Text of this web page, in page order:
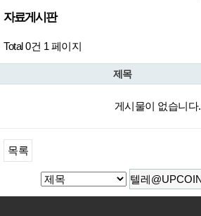
자료게시판
Total 0건 1 페이지
제목
게시물이 없습니다.
목록